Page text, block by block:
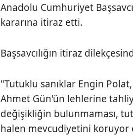
Anadolu Cumhuriyet
kararına itiraz etti.
Başsavcılığın itiraz
"Tutuklu sanıklar Engin
Ahmet Gün'ün lehlerine
değişikliğin bulunmaması,
halen mevcudiyetini koruyor